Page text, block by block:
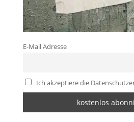
E-Mail Adresse
Ich akzeptiere die